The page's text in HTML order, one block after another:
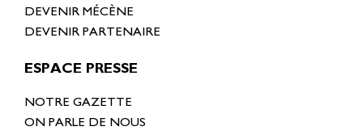
DEVENIR MÉCÈNE
DEVENIR PARTENAIRE
ESPACE PRESSE
NOTRE GAZETTE
ON PARLE DE NOUS